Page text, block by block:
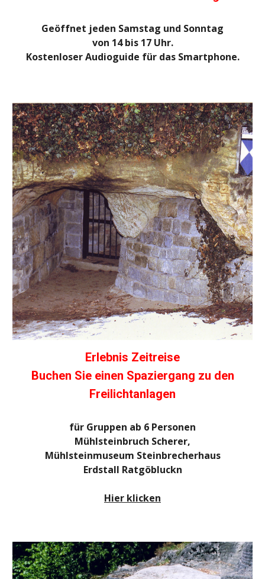
Geöffnet jeden Samstag und Sonntag
von 14 bis 17 Uhr.
Kostenloser Audioguide für das Smartphone.
Erlebnis Zeitreise
Buchen Sie einen Spaziergang zu den
Freilichtanlagen
für Gruppen ab 6 Personen
Mühlsteinbruch Scherer,
Mühlsteinmuseum Steinbrecherhaus
Erdstall Ratgöbluckn
Hier klicken